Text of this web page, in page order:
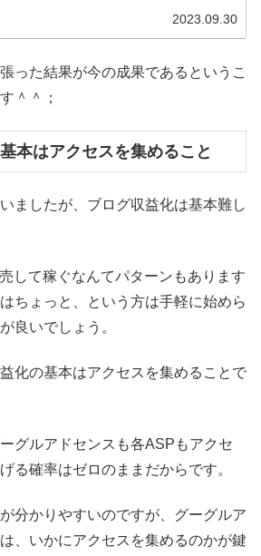
マアドの実践記録と実践結果についてもこちらで書かせて
いただきますね＾＾ （報酬が上がったので追記！）
2023.09.30
った結果が今の成果であるというこ
＾＾；
本はアクセスを集めること
ましたが、ブログ収益化は基本難し
して稼ぐなんてパターンもあります
ちょっと、という方は手軽に始めら
良いでしょう。
化の基本はアクセスを集めることで
グルアドセンスも各ASPもアクセ
る確率はゼロのままだからです。
分かりやすいのですが、グーグルア
、いかにアクセスを集めるのかが鍵